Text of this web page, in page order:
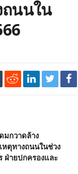
ถนนใน
มกวาดล้าง
หตุทางถนนในช่วง
ฝ่ายปกครองและ